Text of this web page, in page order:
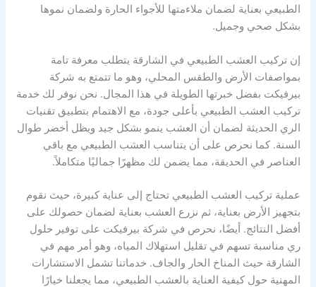
الطبيعي بعناية لضمان ملاءمتها للأجواء الحارة ولضمان نموها
بشكل صحي وجميل.
إن تركيب العشب الطبيعي في الشارقة يتطلب معرفة تامة
بمواصفات الأرض والطقس المحلي، وهو ما تتمتع به شركة
بيرفيكت بفضل خبرتها الطويلة في هذا المجال. نحن نوفر لك خدمة
تركيب العشب الطبيعي بأعلى جودة، مع الاهتمام بتطبيق تقنيات
الري الحديثة لضمان أن العشب ينمو بشكل جيد ويظل أخضر طوال
السنة. كما نحرص على أن يتناسب العشب الطبيعي مع باقي
العناصر في الحديقة، مما يضمن لك مظهرًا جماليًا متكاملاً.
عملية تركيب العشب الطبيعي تحتاج إلى عناية كبيرة، حيث نقوم
بتجهيز الأرض بعناية، ثم نزرع العشب بعناية لضمان حصولك على
أفضل النتائج. أيضًا، نحرص في شركة بيرفيكت على توفير حلول
ري مناسبة تسهم في تقليل استهلاك المياه، وهو أمر مهم في
الشارقة حيث المناخ الحار والجاف. خدماتنا تشمل الاستشارات
المهنية حول كيفية العناية بالعشب الطبيعي، مما يجعلنا خيارًا